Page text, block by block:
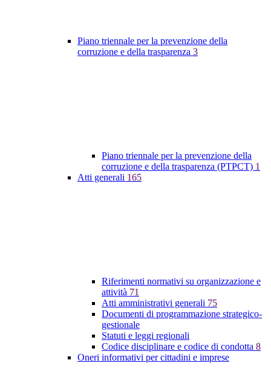
Piano triennale per la prevenzione della
corruzione e della trasparenza 3
Piano triennale per la prevenzione della
corruzione e della trasparenza (PTPCT) 1
Atti generali 165
Riferimenti normativi su organizzazione e
attività 71
Atti amministrativi generali 75
Documenti di programmazione strategico-
gestionale
Statuti e leggi regionali
Codice disciplinare e codice di condotta 8
Oneri informativi per cittadini e imprese